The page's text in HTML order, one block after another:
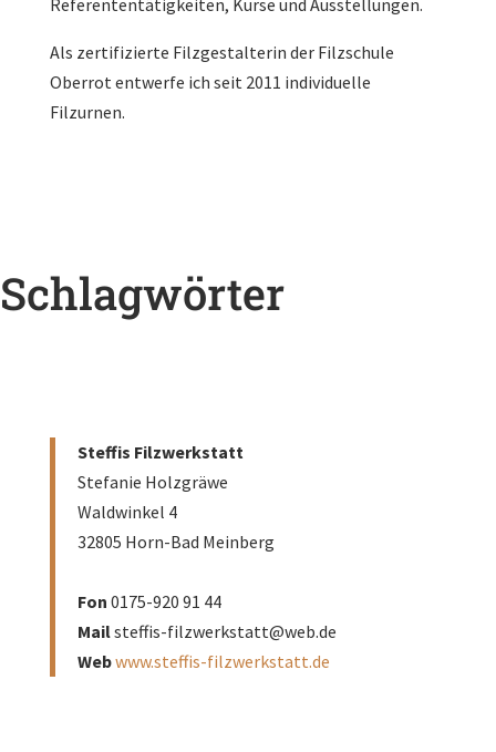
Referententätigkeiten, Kurse und Ausstellungen.
Als zertifizierte Filzgestalterin der Filzschule
Oberrot entwerfe ich seit 2011 individuelle
Filzurnen.
Schlagwörter
Steffis Filzwerkstatt
Stefanie Holzgräwe
Waldwinkel 4
32805 Horn-Bad Meinberg
Fon 0175-920 91 44
Mailsteffis-filzwerkstatt@web.de
Webwww.steffis-filzwerkstatt.de